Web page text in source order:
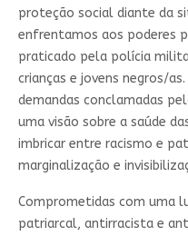
proteção social diante da
enfrentamos aos poderes
praticado pela polícia
crianças e jovens negros/
demandas conclamadas
uma visão sobre a saúde
imbricar entre racismo e
marginalização e
Comprometidas com uma
patriarcal, antirracista e